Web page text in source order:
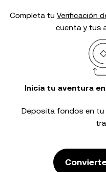
Completa tu Verificación
cuenta y tus
Inicia tu aventura
Deposita fondos en tu